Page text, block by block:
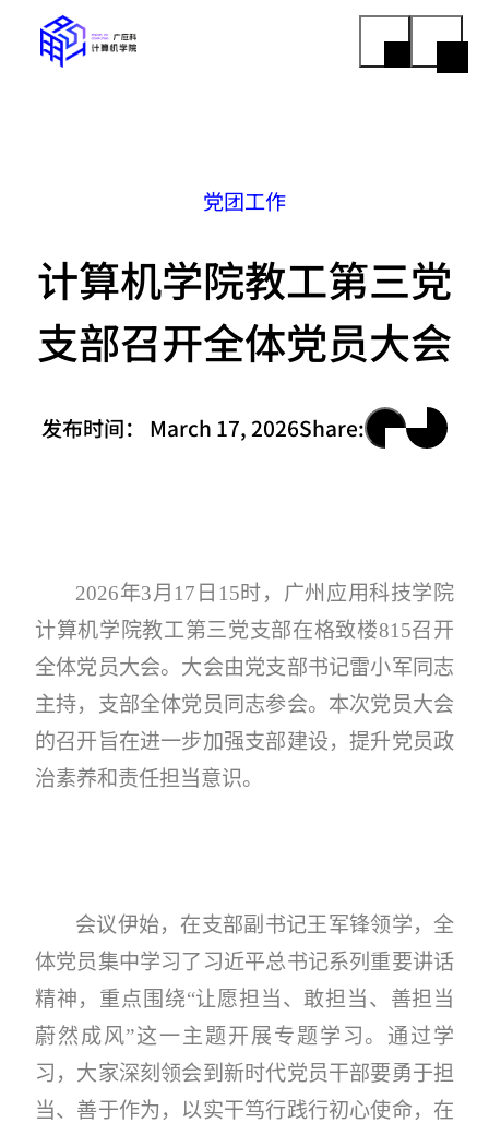
党团工作
计算机学院教工第三党
支部召开全体党员大会
发布时间： March 17, 2026Share:
2026年3月17日 15时，
广州应用科技学院
计算机学院教工第三党支部在格致楼815召开
全体党员大会。 大会由党支部书记雷小军同志
主持，支部全体党员同志参会。 本次党员大会
的召开旨在进一步加强支部建设，提升党员政
治素养和责任担当意识。
会议伊始， 在支部副书记王军锋领学， 全
体党员集中学习了习近平总书记系列重要讲话
精神，重点围绕“让愿担当、敢担当、善担当
蔚然成风”这一主题开展专题学习。通过学
习，大家深刻领会到新时代党员干部要勇于担
当、善于作为，以实干笃行践行初心使命，在